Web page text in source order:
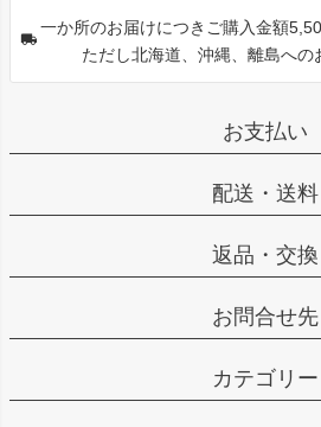
一か所のお届けにつきご購入金額
ただし北海道、沖縄、離島への
お支払い
配送・送料
返品・交換
お問合せ先
カテゴリー